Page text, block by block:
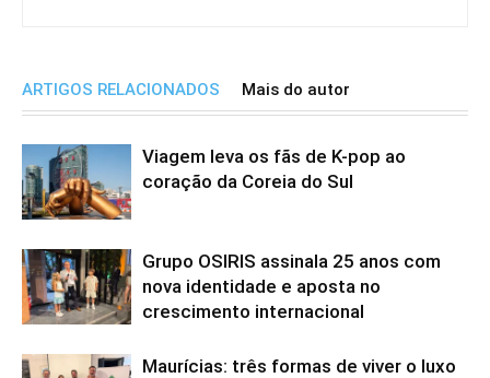
ARTIGOS RELACIONADOS Mais do autor
Viagem leva os fãs de K-pop ao
coração da Coreia do Sul
Grupo OSIRIS assinala 25 anos com
nova identidade e aposta no
crescimento internacional
Maurícias: três formas de viver o luxo